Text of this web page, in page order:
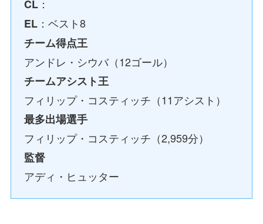
CL ：
EL ：ベスト8
チーム得点王
アンドレ・シウバ（12ゴール）
チームアシスト王
フィリップ・コスティッチ（11アシスト）
最多出場選手
フィリップ・コスティッチ（2,959分）
監督
アディ・ヒュッター